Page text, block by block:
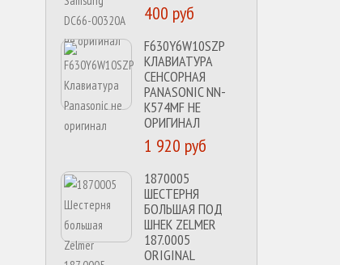
400 руб
F630Y6W10SZP
КЛАВИАТУРА
СЕНСОРНАЯ
PANASONIC NN-
K574MF НЕ
ОРИГИНАЛ
1 920 руб
1870005
ШЕСТЕРНЯ
БОЛЬШАЯ ПОД
ШНЕК ZELMER
187.0005
ORIGINAL